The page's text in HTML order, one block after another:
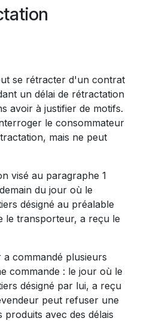
se rétracter d'un contrat
un délai de rétractation
avoir à justifier de motifs.
le consommateur
mais ne peut
visé au paragraphe 1
du jour où le
désigné au préalable
le transporteur, a reçu le
commandé plusieurs
commande : le jour où le
désigné par lui, a reçu
peut refuser une
avec des délais